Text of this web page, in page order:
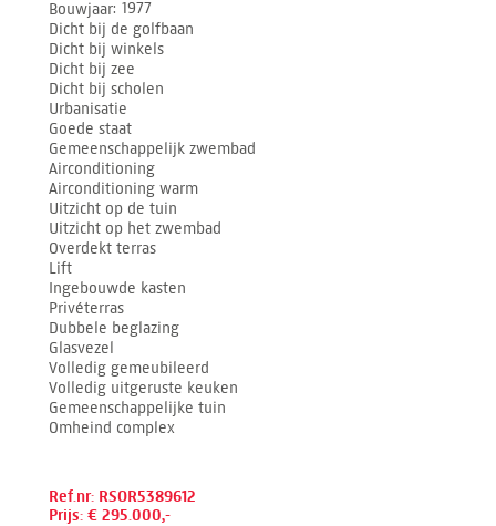
Bouwjaar 1977
Dicht bij de golfbaan
Dicht bij winkels
Dicht bij zee
Dicht bij scholen
Urbanisatie
Goede staat
Gemeenschappelijk zwembad
Airconditioning
Airconditioning warm
Uitzicht op de tuin
Uitzicht op het zwembad
Overdekt terras
Lift
Ingebouwde kasten
Privéterras
Dubbele beglazing
Glasvezel
Volledig gemeubileerd
Volledig uitgeruste keuken
Gemeenschappelijke tuin
Omheind complex
Ref.nr: RSOR5389612
Prijs: € 295.000,-